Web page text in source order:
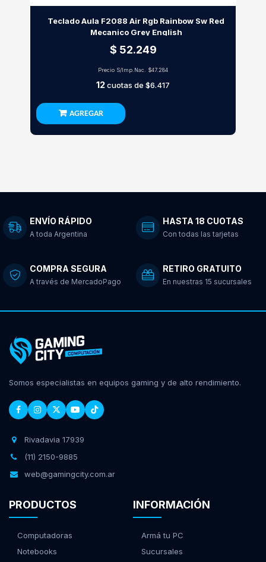
Teclado Aula F2088 Air Rgb Rainbow Sw Red
Mecanico Grey English
$ 52.249
Precio S/Imp.Nac. $47.284
12cuotas de $6.417
AGREGAR
ENVÍO RÁPIDO
A toda Argentina
HASTA 18 CUOTAS
Con todas las tarjetas
COMPRA SEGURA
A través de MercadoPago
RETIRO GRATUITO
En nuestras 15 sucursales
Somos especialistas en equipos gaming y de alto rendimiento.
Rivadavia 17939
(11) 2150-9885
web@gamingcity.com.ar
PRODUCTOS
Computadoras
Notebooks
INFORMACIÓN
Armá tu PC
Sucursales